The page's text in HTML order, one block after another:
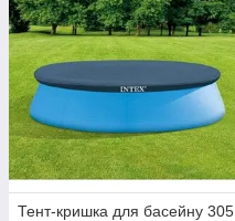
Тент-кришка для басейну 305